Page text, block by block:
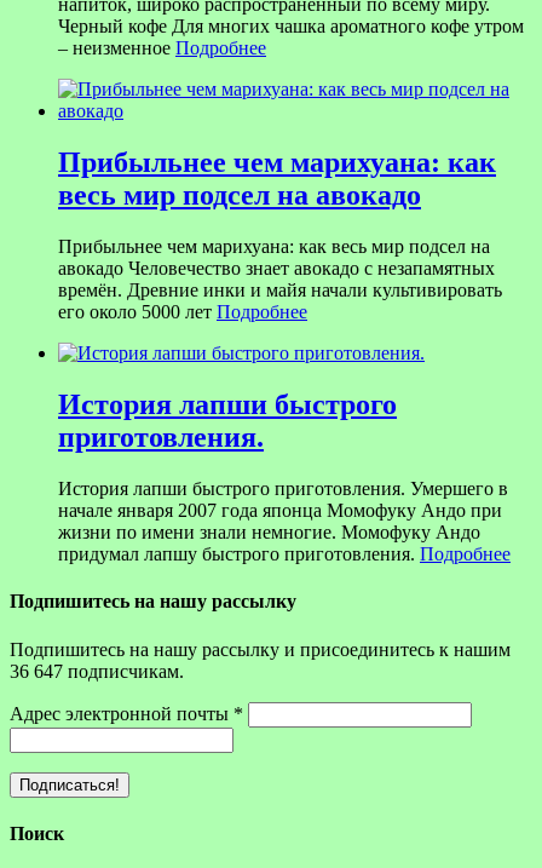
напиток, широко распространенный по всему миру.
Черный кофе Для многих чашка ароматного кофе утром
– неизменное Подробнее
Прибыльнее чем марихуана: как
весь мир подсел на авокадо
Прибыльнее чем марихуана: как весь мир подсел на
авокадо Человечество знает авокадо с незапамятных
времён. Древние инки и майя начали культивировать
его около 5000 лет Подробнее
История лапши быстрого
приготовления.
История лапши быстрого приготовления. Умершего в
начале января 2007 года японца Момофуку Андо при
жизни по имени знали немногие. Момофуку Андо
придумал лапшу быстрого приготовления. Подробнее
Подпишитесь на нашу рассылку
Подпишитесь на нашу рассылку и присоединитесь к нашим
36 647 подписчикам.
Адрес электронной почты *
Поиск